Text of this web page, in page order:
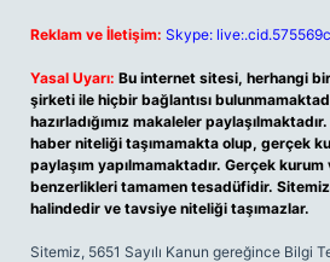
Reklam ve İletişim: Skype:
Yasal Uyarı: Bu internet sitesi, herhangi
şirketi ile hiçbir bağlantısı
hazırladığımız makaleler
haber niteliği taşımamakta olup, gerçek
paylaşım yapılmamaktadır. Gerçek
benzerlikleri tamamen tesadüfidir.
halindedir ve tavsiye niteliği taşımazlar.
Sitemiz, 5651 Sayılı Kanun gereğince Bilgi